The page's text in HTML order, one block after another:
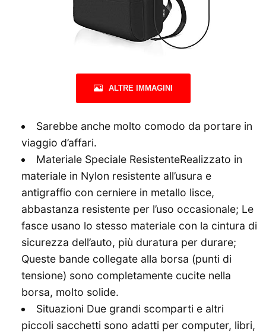
ALTRE IMMAGINI
Sarebbe anche molto comodo da portare in
viaggio d’affari.
Materiale Speciale ResistenteRealizzato in
materiale in Nylon resistente all’usura e
antigraffio con cerniere in metallo lisce,
abbastanza resistente per l’uso occasionale; Le
fasce usano lo stesso materiale con la cintura di
sicurezza dell’auto, più duratura per durare;
Queste bande collegate alla borsa (punti di
tensione) sono completamente cucite nella
borsa, molto solide.
Situazioni Due grandi scomparti e altri
piccoli sacchetti sono adatti per computer, libri,